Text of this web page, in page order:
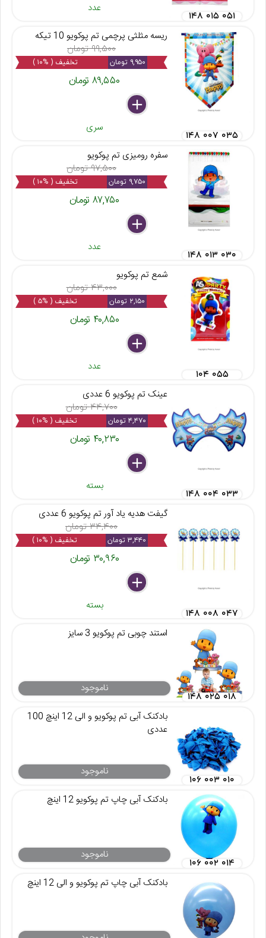
عدد
۱۴۸ ۰۱۵ ۰۵۱
ریسه مثلثی پرچمی تم پوکویو 10 تیکه
۹۹,۵۰۰ تومان
۹,۹۵۰ تومان تخفیف ( %۱۰ )
۸۹,۵۵۰ تومان
delete
remove
add
سری
۱۴۸ ۰۰۷ ۰۳۵
سفره رومیزی تم پوکویو
۹۷,۵۰۰ تومان
۹,۷۵۰ تومان تخفیف ( %۱۰ )
۸۷,۷۵۰ تومان
delete
remove
add
عدد
۱۴۸ ۰۱۳ ۰۳۰
شمع تم پوکویو
۴۳,۰۰۰ تومان
۲,۱۵۰ تومان تخفیف ( %۵ )
۴۰,۸۵۰ تومان
delete
remove
add
عدد
۱۰۴ ۰۵۵
عینک تم پوکویو 6 عددی
۴۴,۷۰۰ تومان
۴,۴۷۰ تومان تخفیف ( %۱۰ )
۴۰,۲۳۰ تومان
delete
remove
add
بسته
۱۴۸ ۰۰۴ ۰۳۳
گیفت هدیه یاد آور تم پوکویو 6 عددی
۳۴,۴۰۰ تومان
۳,۴۴۰ تومان تخفیف ( %۱۰ )
۳۰,۹۶۰ تومان
delete
remove
add
بسته
۱۴۸ ۰۰۸ ۰۴۷
استند چوبی تم پوکویو 3 سایز
ناموجود
۱۴۸ ۰۲۵ ۰۱۸
بادکنک آبی تم پوکویو و الی 12 اینچ 100
عددی
ناموجود
۱۰۶ ۰۰۳ ۰۱۰
بادکنک آبی چاپ تم پوکویو 12 اینچ
ناموجود
۱۰۶ ۰۰۲ ۰۱۴
بادکنک آبی چاپ تم پوکویو و الی 12 اینچ